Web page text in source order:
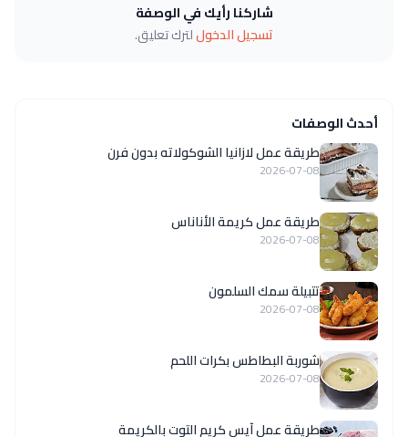
شاركنا رأيك في الوصفة
تسجيل الدخوللترك تعليق.
أحدث الوصفات
طريقة عمل لازانيا الشوكولاته بدون فرن
2026-07-08
طريقة عمل كريمة الأناناس
2026-07-08
تتبيلة سمك السلمون
2026-07-08
شوربة البطاطس بكرات اللحم
2026-07-08
طريقة عمل آيس كريم التوت بالكريمة